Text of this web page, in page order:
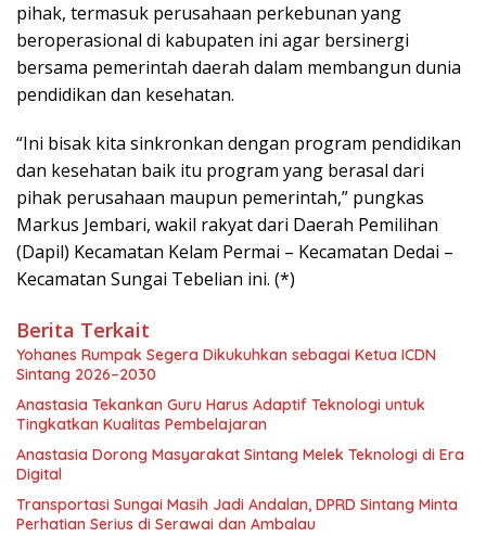
pihak, termasuk perusahaan perkebunan yang
beroperasional di kabupaten ini agar bersinergi
bersama pemerintah daerah dalam membangun dunia
pendidikan dan kesehatan.
“Ini bisak kita sinkronkan dengan program pendidikan
dan kesehatan baik itu program yang berasal dari
pihak perusahaan maupun pemerintah,” pungkas
Markus Jembari, wakil rakyat dari Daerah Pemilihan
(Dapil) Kecamatan Kelam Permai – Kecamatan Dedai –
Kecamatan Sungai Tebelian ini. (*)
Berita Terkait
Yohanes Rumpak Segera Dikukuhkan sebagai Ketua ICDN
Sintang 2026–2030
Anastasia Tekankan Guru Harus Adaptif Teknologi untuk
Tingkatkan Kualitas Pembelajaran
Anastasia Dorong Masyarakat Sintang Melek Teknologi di Era
Digital
Transportasi Sungai Masih Jadi Andalan, DPRD Sintang Minta
Perhatian Serius di Serawai dan Ambalau